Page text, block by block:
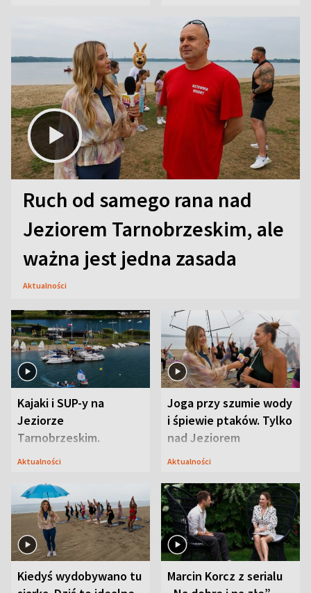
Ruch od samego rana nad
Jeziorem Tarnobrzeskim, ale
ważna jest jedna zasada
Aktualności
Kajaki i SUP-y na
Jeziorze
Tarnobrzeskim.
Przyrodnicy zwracają
Aktualności
Joga przy szumie wody
i śpiewie ptaków. Tylko
nad Jeziorem
Tarnobrzeskim
Aktualności
Kiedyś wydobywano tu
Marcin Korcz z serialu